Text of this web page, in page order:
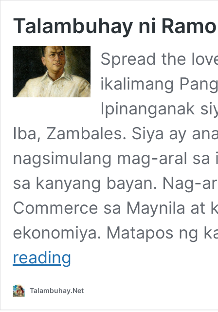
Talambuhay ni
Spread the
ikalimang
Ipinanganak
Iba, Zambales. Siya ay
nagsimulang mag-aral
sa kanyang bayan. Nag-
Commerce sa Maynila at
ekonomiya. Matapos ng
reading
(Buod)
Talambuhay.Net